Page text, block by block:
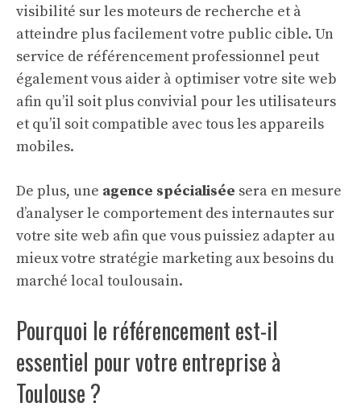
visibilité sur les moteurs de recherche et à
atteindre plus facilement votre public cible. Un
service de référencement professionnel peut
également vous aider à optimiser votre site web
afin qu’il soit plus convivial pour les utilisateurs
et qu’il soit compatible avec tous les appareils
mobiles.
De plus, une agence spécialisée sera en mesure
d’analyser le comportement des internautes sur
votre site web afin que vous puissiez adapter au
mieux votre stratégie marketing aux besoins du
marché local toulousain.
Pourquoi le référencement est-il
essentiel pour votre entreprise à
Toulouse ?